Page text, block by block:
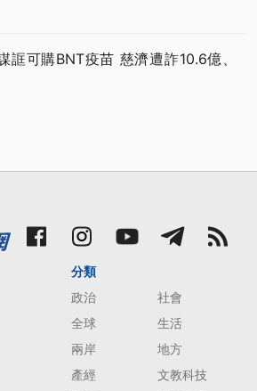
誆可購BNT疫苗 慈濟遭詐10.6億、
分類
政治
社會
全球
生活
兩岸
地方
產經
文教科技